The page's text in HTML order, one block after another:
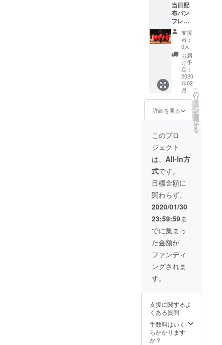
当日配
布パン
フレッ
トにお
名前を
掲載し
ます（4
コマ
分） ※
支援
時、必
ず備考
欄にご
希望/企
業名の
お名前
をご記
入くだ
さい。
支援
者：
0人
お届
け予
定：
2020
年02
月
詳細を見る
こ
の
リ
タ
ー
ン
を
選
択
す
る
このプロ
ジェクト
は、 All-In方
式です。
目標金額に
関わらず、
2020/01/30
23:59:59ま
でに集まっ
た金額が
ファンディ
ングされま
す。
支援に関するよ
くある質問
手数料はいく
らかかります
か？